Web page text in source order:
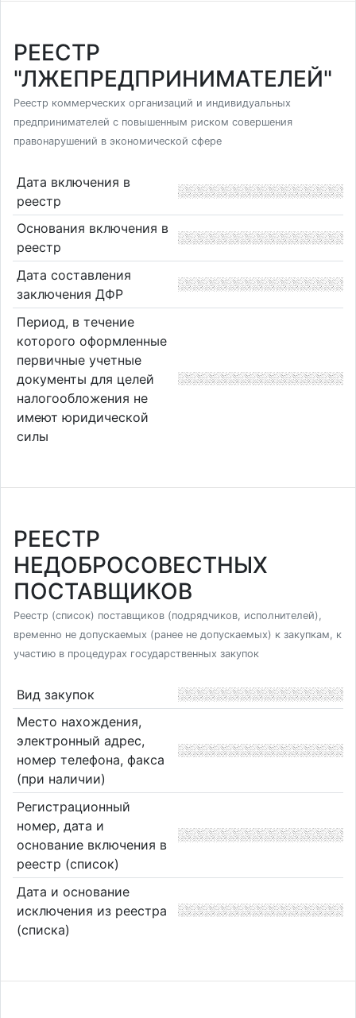
РЕЕСТР
"ЛЖЕПРЕДПРИНИМАТЕЛЕЙ"
Реестр коммерческих организаций и индивидуальных
предпринимателей с повышенным риском совершения
правонарушений в экономической сфере
Дата включения в
реестр
Основания включения в
реестр
Дата составления
заключения ДФР
Период, в течение
которого оформленные
первичные учетные
документы для целей
налогообложения не
имеют юридической
силы
РЕЕСТР
НЕДОБРОСОВЕСТНЫХ
ПОСТАВЩИКОВ
Реестр (список) поставщиков (подрядчиков, исполнителей),
временно не допускаемых (ранее не допускаемых) к закупкам, к
участию в процедурах государственных закупок
Вид закупок
Место нахождения,
электронный адрес,
номер телефона, факса
(при наличии)
Регистрационный
номер, дата и
основание включения в
реестр (список)
Дата и основание
исключения из реестра
(списка)